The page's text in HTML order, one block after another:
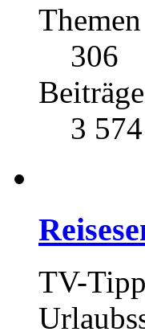
Themen
306
Beiträge
3 574
TV-